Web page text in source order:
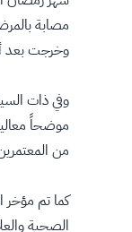
وخرجت بعد
وفي ذات
من
كما تم